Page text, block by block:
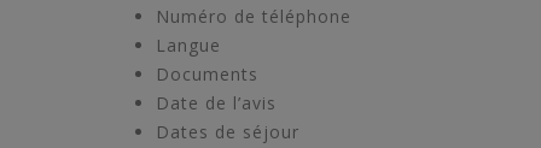
Numéro de téléphone
Langue
Documents
Date de l’avis
Dates de séjour